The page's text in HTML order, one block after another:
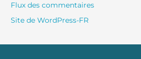
Flux des commentaires
Site de WordPress-FR